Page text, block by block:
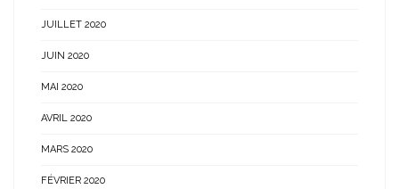
JUILLET 2020
JUIN 2020
MAI 2020
AVRIL 2020
MARS 2020
FÉVRIER 2020